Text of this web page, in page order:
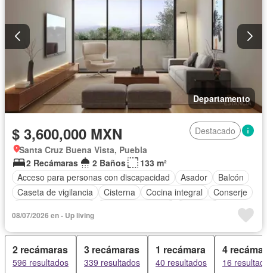
Departamento
$ 3,600,000 MXN
Destacado
Santa Cruz Buena Vista, Puebla
2 Recámaras
2 Baños
133 m²
Acceso para personas con discapacidad
Asador
Balcón
Caseta de vigilancia
Cisterna Cocina integral
Conserje
Estacionamiento
Despacho
Azotea
Seguridad Terraza Vista panorámica
08/07/2026 en - Up living
2 recámaras
596 resultados
3 recámaras
339 resultados
1 recámara
40 resultados
4
16